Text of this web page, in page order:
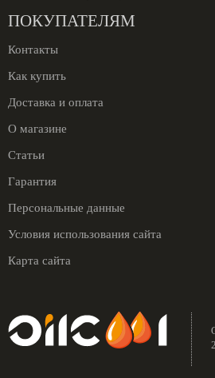
ПОКУПАТЕЛЯМ
Контакты
Как купить
Доставка и оплата
О магазине
Статьи
Гарантия
Персональные данные
Условия использования сайта
Карта сайта